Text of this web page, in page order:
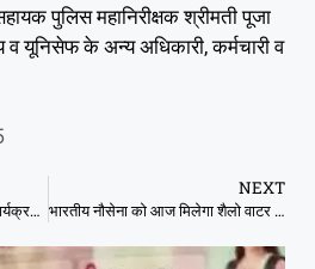
पुलिस महानिरीक्षक श्रीमती पूजा
यूनिसेफ के अन्य अधिकारी, कर्मचारी व
मुख्यमंत्री डॉ. यादव ने योग दिवस कार्यक्रम के आयोजन की तैयारियों की समीक्षा की
NEXT
भारतीय नौसेना को आज मिलेगा शैलो वाटर क्राफ्ट INS अर्णाला, उथले पानी में दुश्मन की पनडुब्बियों का पता लगाकर डिएक्टिवेट करेगा